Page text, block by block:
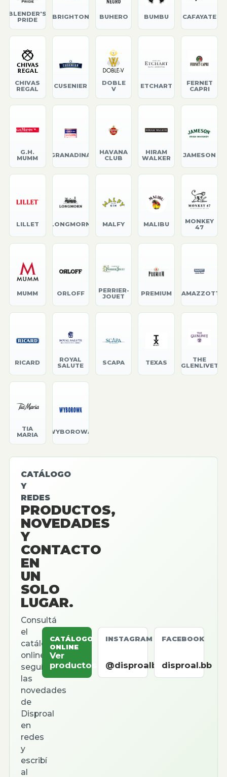
BLENDER'S
PRIDE
BRIGHTON BUHERO BUMBU CAFAYATE
CHIVAS
REGAL
CUSENIER
DOBLE
V
ETCHART
FERNET
CAPRI
G.H.
MUMM
GRANADINA
HAVANA
CLUB
HIRAM
WALKER
JAMESON
LILLET LONGMORN MALFY MALIBU
MONKEY
47
MUMM ORLOFF
PERRIER-
JOUET
PREMIUM RAMAZZOTTI
RICARD
ROYAL
SALUTE
SCAPA TEXAS
THE
GLENLIVET
TIA
MARIA
WYBOROWA
CATÁLOGO
Y
REDES
PRODUCTOS,
NOVEDADES
Y
CONTACTO
EN
UN
SOLO
LUGAR.
Consultá
el
catálogo
online,
seguí
las
novedades
de
Disproal
en
redes
y
escribí
al
CATÁLOGO
ONLINE
Ver
productos
INSTAGRAM
@disproalbb
FACEBOOK
disproal.bb